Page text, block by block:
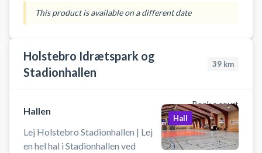
badmintonbane og spil badminton
This product is available on a different date
Holstebro Idrætspark og
Stadionhallen
39 km
Book a court
Hallen
Lej Holstebro Stadionhallen | Lej
en hel hal i Stadionhallen ved
Hall